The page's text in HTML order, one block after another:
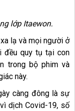
lớp Itaewon.
lạ và mọi người ở
đều quy tụ tại con
trong bộ phim và
này.
càng đông là sự
dịch Covid-19, số